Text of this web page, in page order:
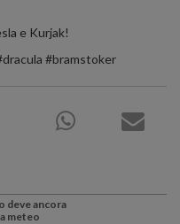
e Kurjak!
#bramstoker
deve ancora
meteo